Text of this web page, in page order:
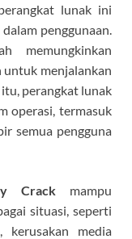
lunak ini
penggunaan.
memungkinkan
untuk menjalankan
perangkat lunak
operasi, termasuk
semua pengguna
Crack mampu
situasi, seperti
kerusakan media